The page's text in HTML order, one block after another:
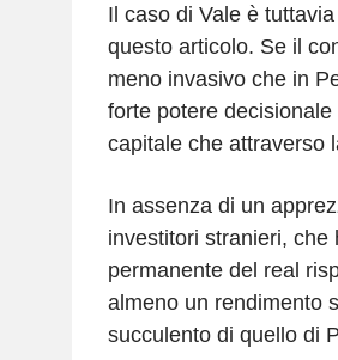
Il caso di Vale è
questo articolo. Se il
meno invasivo che in
forte potere
capitale che attraverso
In assenza di un
investitori stranieri,
permanente del real
almeno un rendimento
succulento di quello di